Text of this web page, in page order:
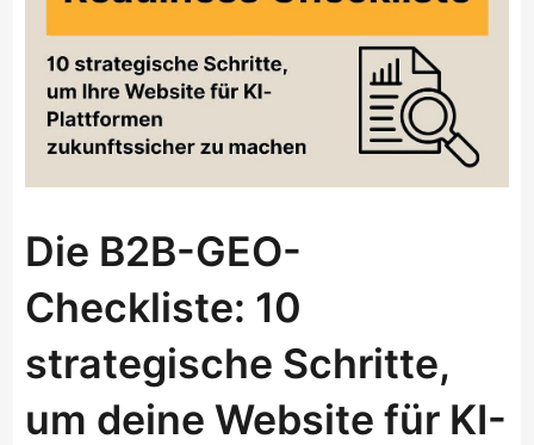
Die B2B-GEO-
Checkliste: 10
strategische Schritte,
um deine Website für KI-